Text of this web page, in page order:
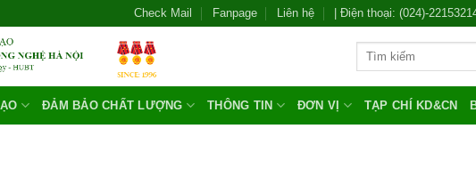
Check Mail Fanpage Liên hệ | Điện thoại: (024)-
ĐẢM BẢO CHẤT LƯỢNG THÔNG TIN ĐƠN VỊ TẠP CHÍ KD&CN